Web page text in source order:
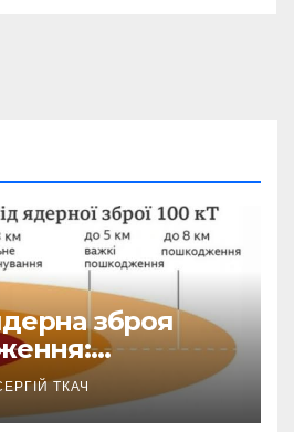
зброя
зон
ТКАЧ